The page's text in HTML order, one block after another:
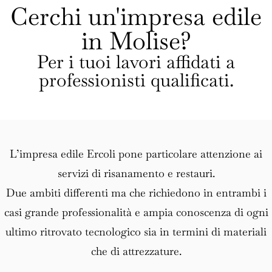
Cerchi un'impresa edile
in Molise?
Per i tuoi lavori affidati a
professionisti qualificati.
Restauro
L’impresa edile Ercoli pone particolare attenzione ai
servizi di risanamento e restauri.
Due ambiti differenti ma che richiedono in entrambi i
casi grande professionalità e ampia conoscenza di ogni
ultimo ritrovato tecnologico sia in termini di materiali
che di attrezzature.